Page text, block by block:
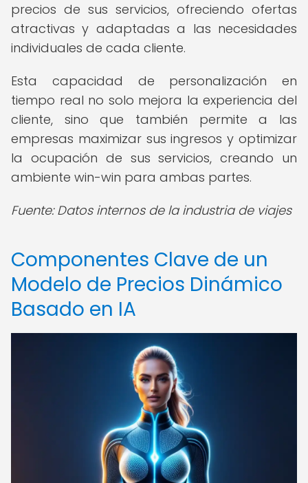
precios de sus servicios, ofreciendo ofertas
atractivas y adaptadas a las necesidades
individuales de cada cliente.
Esta capacidad de personalización en
tiempo real no solo mejora la experiencia del
cliente, sino que también permite a las
empresas maximizar sus ingresos y optimizar
la ocupación de sus servicios, creando un
ambiente win-win para ambas partes.
Fuente: Datos internos de la industria de viajes
Componentes Clave de un
Modelo de Precios Dinámico
Basado en IA